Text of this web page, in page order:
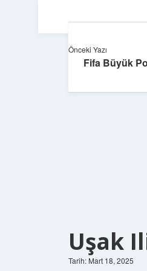
Uşak
Tarih: Mart 18, 2025
Önceki Yazı
Fifa Büyük